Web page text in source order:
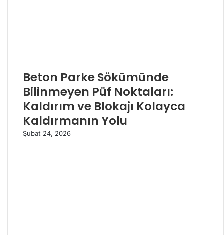
Beton Parke Sökümünde
Bilinmeyen Püf Noktaları:
Kaldırım ve Blokajı Kolayca
Kaldırmanın Yolu
Şubat 24, 2026